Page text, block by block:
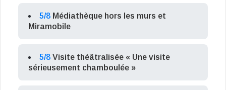
5/8 Médiathèque hors les murs et
Miramobile
5/8 Visite théâtralisée « Une visite
sérieusement chamboulée »